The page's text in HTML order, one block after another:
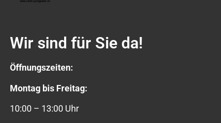
Wir sind für Sie da!
Öffnungszeiten:
Montag bis Freitag:
10:00 – 13:00 Uhr